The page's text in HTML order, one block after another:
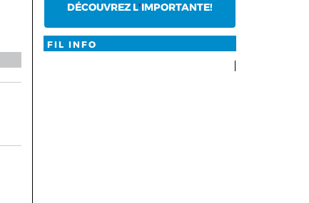
DÉCOUVREZ L'IMPORTANTE!
FIL INFO